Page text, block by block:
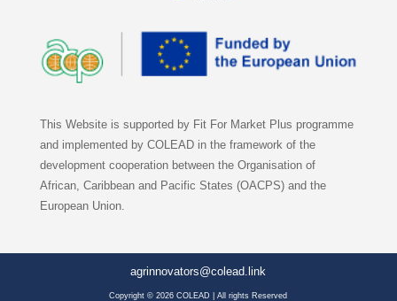
This Website is supported by Fit For Market Plus programme
and implemented by COLEAD in the framework of the
development cooperation between the Organisation of
African, Caribbean and Pacific States (OACPS) and the
European Union.
agrinnovators@colead.link
Copyright © 2026 COLEAD | All rights Reserved